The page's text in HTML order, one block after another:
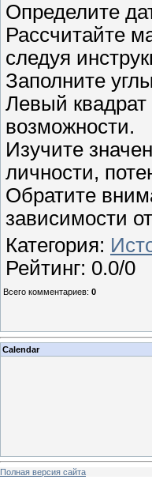
Определите
Рассчитайте
следуя
Заполните
Левый
возможности.
Изучите
личности,
Обратите
зависимости
Категория:
Рейтинг: 0.0/0
Всего комментариев: 0
Calendar
Полная версия сайта